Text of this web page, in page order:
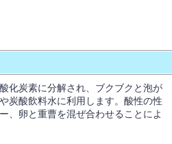
化炭素に分解され、ブクブクと泡が
炭酸飲料水に利用します。酸性の性
、卵と重曹を混ぜ合わせることによ